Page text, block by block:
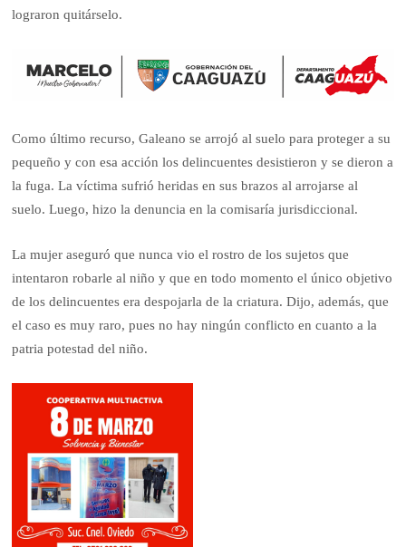
lograron quitárselo.
Como último recurso, Galeano se arrojó al suelo para proteger a su
pequeño y con esa acción los delincuentes desistieron y se dieron a
la fuga. La víctima sufrió heridas en sus brazos al arrojarse al
suelo. Luego, hizo la denuncia en la comisaría jurisdiccional.
La mujer aseguró que nunca vio el rostro de los sujetos que
intentaron robarle al niño y que en todo momento el único objetivo
de los delincuentes era despojarla de la criatura. Dijo, además, que
el caso es muy raro, pues no hay ningún conflicto en cuanto a la
patria potestad del niño.